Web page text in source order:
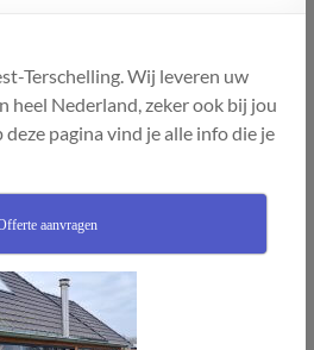
Terschelling. Wij leveren uw
heel Nederland, zeker ook bij jou
pagina vind je alle info die je
aanvragen